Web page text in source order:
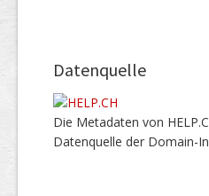
Datenquelle
Die Metadaten von
Datenquelle der Domain-